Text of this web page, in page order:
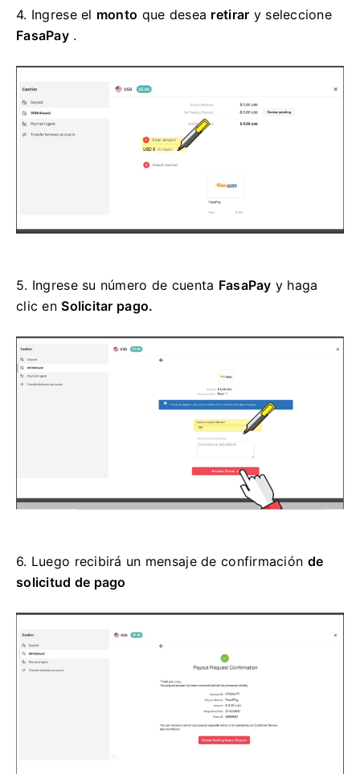
4. Ingrese el monto que desea retirar y seleccione
FasaPay.
5. Ingrese su número de cuenta FasaPay y haga
clic enSolicitar pago.
6. Luego recibirá un mensaje de confirmación de
solicitud de pago